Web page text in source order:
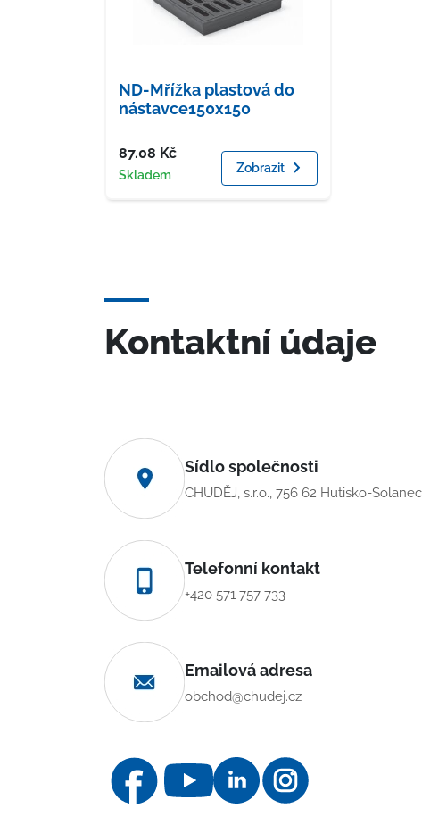
ND-Mřížka plastová do
nástavce150x150
Cena
87.08 Kč
Dostupnost
Skladem Zobrazit
Kontaktní údaje
Sídlo společnosti
CHUDĚJ, s.r.o., 756 62 Hutisko-
Telefonní kontakt
+420 571 757 733
Emailová adresa
obchod@chudej.cz